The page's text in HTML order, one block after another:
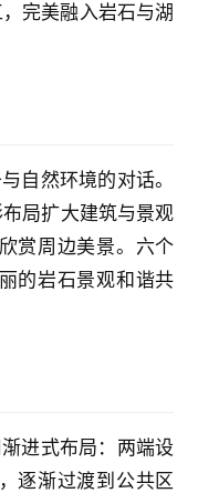
完美融入岩石与湖
自然环境的对话。
局扩大建筑与景观
赏周边美景。六个
的岩石景观和谐共
进式布局：两端设
逐渐过渡到公共区